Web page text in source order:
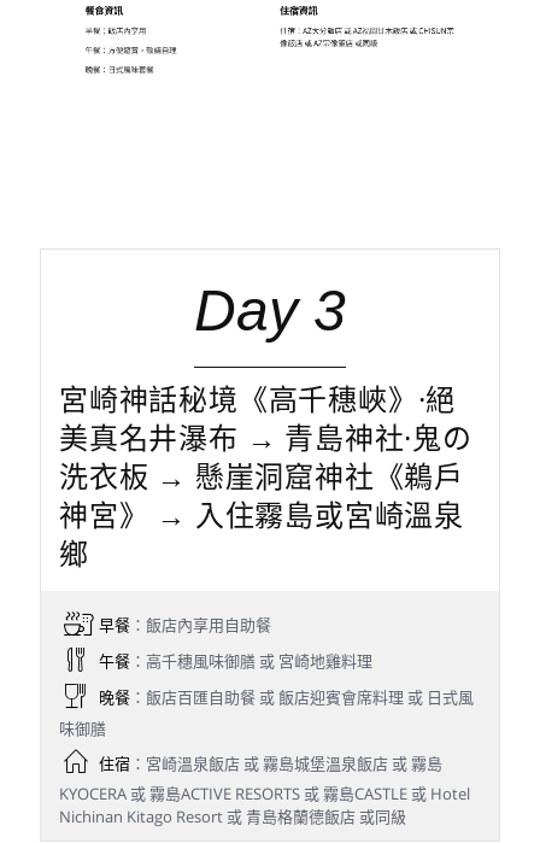
Day 3
宮崎神話秘境《高千穗峽》·絕
美真名井瀑布 → 青島神社·鬼の
洗衣板 → 懸崖洞窟神社《鵜戶
神宮》 → 入住霧島或宮崎溫泉
鄉
早餐：飯店內享用自助餐
午餐：高千穗風味御膳 或 宮崎地雞料理
晚餐：飯店百匯自助餐 或 飯店迎賓會席料理 或 日式風
味御膳
住宿：宮崎溫泉飯店 或 霧島城堡溫泉飯店 或 霧島
KYOCERA 或 霧島ACTIVE RESORTS 或 霧島CASTLE 或 Hotel
Nichinan Kitago Resort 或 青島格蘭德飯店 或同級